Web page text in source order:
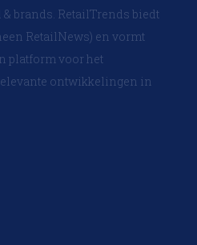
brands. RetailTrends biedt
RetailNews) en vormt
platform voor het
ontwikkelingen in